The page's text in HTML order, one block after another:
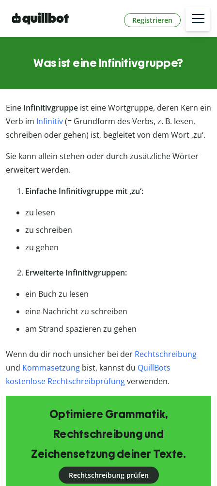
Registrieren
Was ist eine Infinitivgruppe?
Eine Infinitivgruppe ist eine Wortgruppe, deren Kern ein
Verb im Infinitiv(= Grundform des Verbs, z. B. lesen,
schreiben oder gehen) ist, begleitet von dem Wort ,zu‘.
Sie kann allein stehen oder durch zusätzliche Wörter
erweitert werden.
Einfache Infinitivgruppe mit ,zu‘:
zu lesen
zu schreiben
zu gehen
Erweiterte Infinitivgruppen:
ein Buch zu lesen
eine Nachricht zu schreiben
am Strand spazieren zu gehen
Wenn du dir noch unsicher bei der Rechtschreibung
und Kommasetzung bist, kannst du QuillBots
kostenlose Rechtschreibprüfungverwenden.
Optimiere Grammatik,
Rechtschreibung und
Zeichensetzung deiner Texte.
Rechtschreibung prüfen